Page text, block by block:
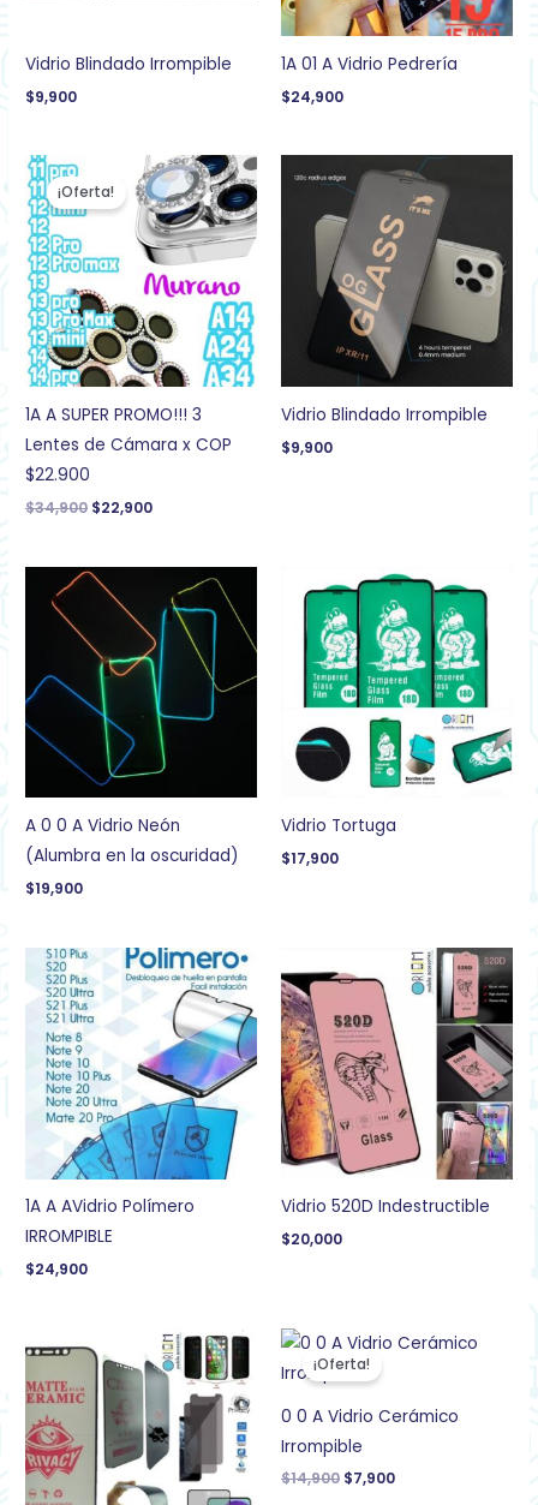
Vidrio Blindado Irrompible
$9,900
1A 01 A Vidrio Pedrería
$24,900
¡Oferta!
1A A SUPER PROMO!!! 3
Lentes de Cámara x COP
$22.900
$34,900
precio
original
$34,900.
$22,900
El
precio
actual
es:
$22,900.
Vidrio Blindado Irrompible
$9,900
A 0 0 A Vidrio Neón
(Alumbra en la oscuridad)
$19,900
Vidrio Tortuga
$17,900
1A A AVidrio Polímero
IRROMPIBLE
$24,900
Vidrio 520D Indestructible
$20,000
¡Oferta!
0 0 A Vidrio Cerámico
Irrompible
$14,900
El
precio
original
$14,900.
$7,900
El
precio
$7,900.